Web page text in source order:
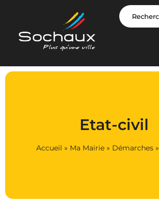
Etat-civil
Accueil » Ma Mairie» Démarches»
Panneau de gestion des cookies